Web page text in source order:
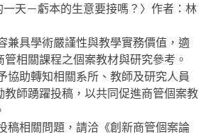
一天－虧本的生意要接嗎？〉作者：林
兼具學術嚴謹性與教學實務價值，適
相關課程之個案教材與研究參考。
協助轉知相關系所、教師及研究人員
教師踴躍投稿，以共同促進商管個案教
稿相關問題，請洽《創新商管個案論